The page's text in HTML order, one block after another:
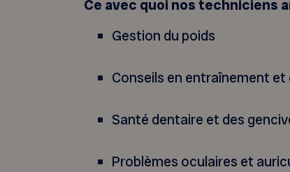
Ce avec quoi nos techniciens
Gestion du poids
Conseils en entraînement et
Santé dentaire et des
Problèmes oculaires et